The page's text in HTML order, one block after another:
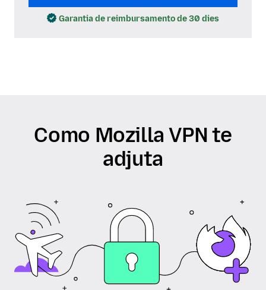
Garantia de reimbursamento de 30 dies
Como Mozilla VPN te
adjuta